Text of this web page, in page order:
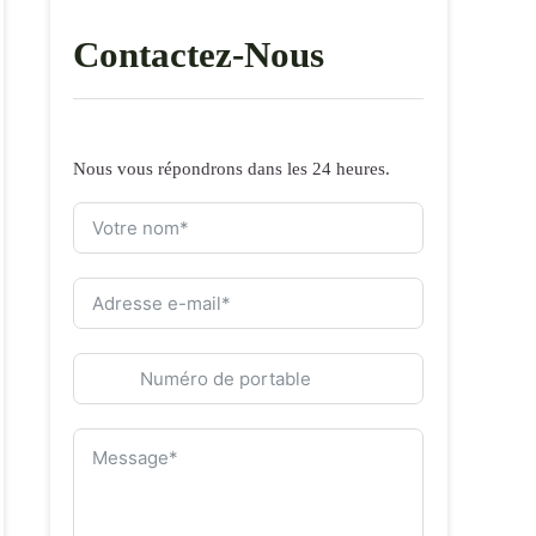
Contactez-Nous
Nous vous répondrons dans les 24 heures.